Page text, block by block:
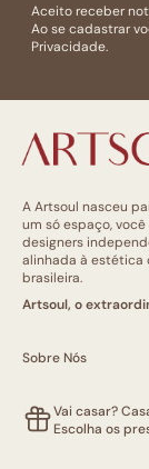
Aceito receber
Ao se cadastrar
Privacidade.
A Artsoul nasceu
um só espaço,
designers
alinhada à estética
brasileira.
Artsoul, o
Sobre Nós
Vai casar?
Escolha os